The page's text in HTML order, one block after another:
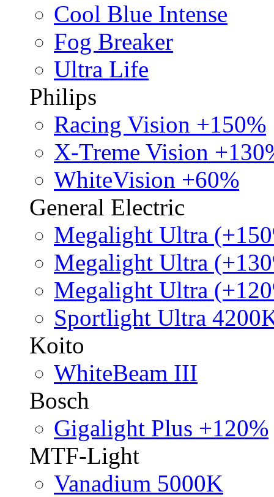
Cool Blue Intense
Fog Breaker
Ultra Life
Philips
Racing Vision +150%
X-Treme Vision
WhiteVision +60%
General Electric
Megalight Ultra
Megalight Ultra
Megalight Ultra
Sportlight Ultra
Koito
WhiteBeam III
Bosch
Gigalight Plus +120%
MTF-Light
Vanadium 5000K